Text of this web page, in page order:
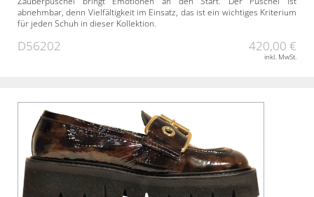
abnehmbar, denn Vielfältigkeit im Einsatz, das ist ein wichtiges Kriterium
für jeden Schuh in dieser Kollektion.
D56202 420,00 €
inkl. MwSt.